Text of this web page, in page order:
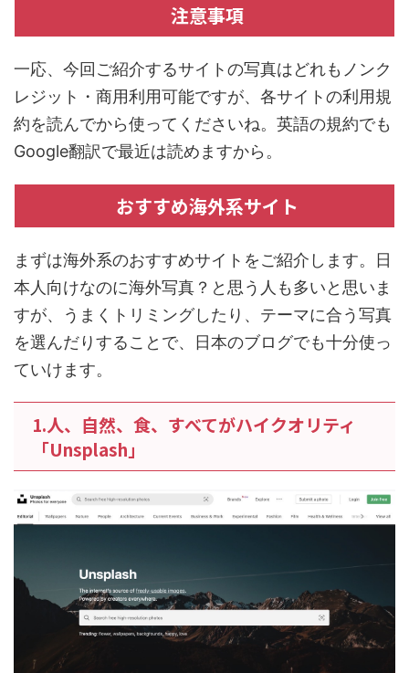
注意事項
一応、今回ご紹介するサイトの写真はどれもノンク
レジット・商用利用可能ですが、各サイトの利用規
約を読んでから使ってくださいね。英語の規約でも
Google翻訳で最近は読めますから。
おすすめ海外系サイト
まずは海外系のおすすめサイトをご紹介します。日
本人向けなのに海外写真？と思う人も多いと思いま
すが、うまくトリミングしたり、テーマに合う写真
を選んだりすることで、日本のブログでも十分使っ
ていけます。
1.人、自然、食、すべてがハイクオリティ
「Unsplash」